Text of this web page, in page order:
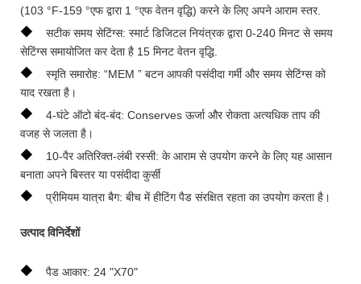
(103 °F-159 °एफ द्वारा 1 °एफ वेतन वृद्धि) करने के लिए अपने आराम स्तर.
◆
सटीक समय सेटिंग्स: स्मार्ट डिजिटल नियंत्रक द्वारा 0-240 मिनट से समय
सेटिंग्स समायोजित कर देता है 15 मिनट वेतन वृद्धि.
◆
स्मृति समारोह: “MEM ” बटन आपकी पसंदीदा गर्मी और समय सेटिंग्स को
याद रखता है।
◆
4-घंटे ऑटो बंद-बंद: Conserves ऊर्जा और रोकता अत्यधिक ताप की
वजह से जलता है।
◆
10-पैर अतिरिक्त-लंबी रस्सी: के आराम से उपयोग करने के लिए यह आसान
बनाता अपने बिस्तर या पसंदीदा कुर्सी
◆ प्रीमियम यात्रा बैग: बीच में हीटिंग पैड संरक्षित रहता का उपयोग करता है।
उत्पाद विनिर्देशों
◆ पैड आकार: 24 "X70"